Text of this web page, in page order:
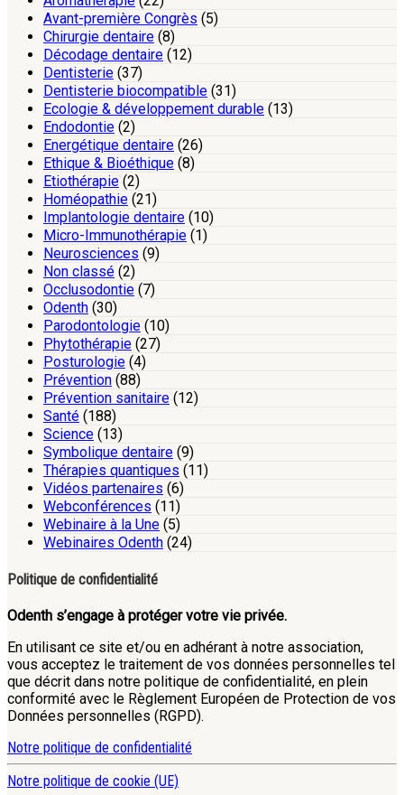
Avant-première Congrès (5)
Chirurgie dentaire (8)
Décodage dentaire (12)
Dentisterie (37)
Dentisterie biocompatible (31)
Ecologie & développement durable (13)
Endodontie (2)
Energétique dentaire (26)
Ethique & Bioéthique (8)
Etiothérapie (2)
Homéopathie (21)
Implantologie dentaire (10)
Micro-Immunothérapie (1)
Neurosciences (9)
Non classé (2)
Occlusodontie (7)
Odenth (30)
Parodontologie (10)
Phytothérapie (27)
Posturologie (4)
Prévention (88)
Prévention sanitaire (12)
Santé (188)
Science (13)
Symbolique dentaire (9)
Thérapies quantiques (11)
Vidéos partenaires (6)
Webconférences (11)
Webinaire à la Une (5)
Webinaires Odenth (24)
Politique de confidentialité
Odenth s’engage à protéger votre vie privée.
En utilisant ce site et/ou en adhérant à notre association,
vous acceptez le traitement de vos données personnelles tel
que décrit dans notre politique de confidentialité, en plein
conformité avec le Règlement Européen de Protection de vos
Données personnelles (RGPD).
Notre politique de confidentialité
Notre politique de cookie (UE)